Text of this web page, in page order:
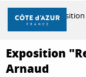
Aller
contenu
principal
Accueil Exposition
Exposition
Arnaud